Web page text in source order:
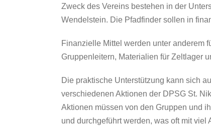
Zweck des Vereins bestehen in der
Wendelstein. Die Pfadfinder sollen in
Finanzielle Mittel werden unter anderem
Gruppenleitern, Materialien für Zeltlager
Die praktische Unterstützung kann sich
verschiedenen Aktionen der DPSG St.
Aktionen müssen von den Gruppen und
und durchgeführt werden, was oft mit viel